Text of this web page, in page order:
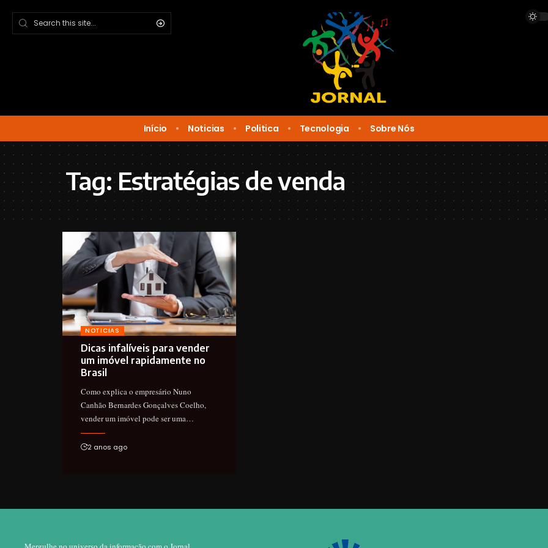
Início Noticias Politica Tecnologia Sobre Nós
Tag:Estratégias de venda
NOTICIAS
Dicas infalíveis para vender
um imóvel rapidamente no
Brasil
Como explica o empresário Nuno
Canhão Bernardes Gonçalves Coelho,
vender um imóvel pode ser uma…
2 anos ago